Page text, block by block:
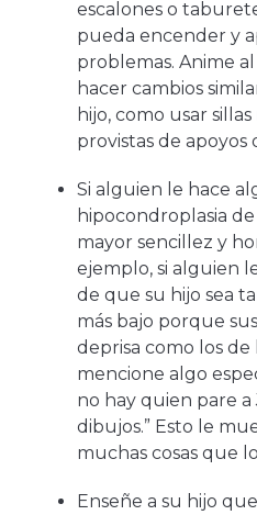
escalones o
pueda encender y
problemas. Anime
hacer cambios
hijo, como usar
provistas de apoyos
Si alguien le hace
hipocondroplasia
mayor sencillez y
ejemplo, si alguien
de que su hijo sea
más bajo porque
deprisa como los de
mencione algo
no hay quien pare a
dibujos.” Esto le
muchas cosas que
Enseñe a su hijo